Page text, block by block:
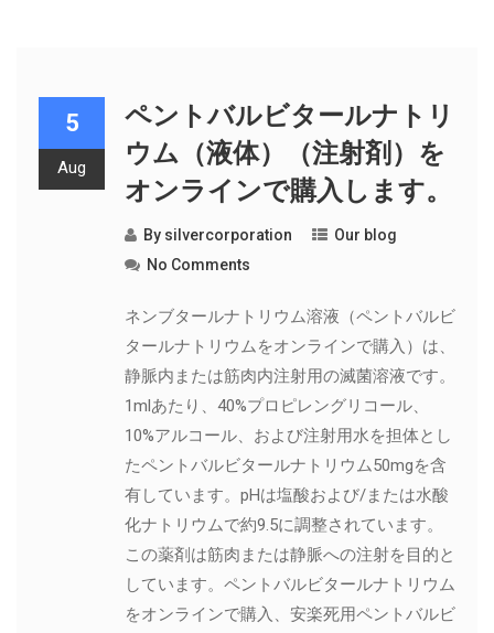
5
Aug
ペントバルビタールナトリ
ウム（液体）（注射剤）を
オンラインで購入します。
By silvercorporation
Our blog
No Comments
ネンブタールナトリウム溶液（ペントバルビ
タールナトリウムをオンラインで購入）は、
静脈内または筋肉内注射用の滅菌溶液です。
1mlあたり、40%プロピレングリコール、
10%アルコール、および注射用水を担体とし
たペントバルビタールナトリウム50mgを含
有しています。pHは塩酸および/または水酸
化ナトリウムで約9.5に調整されています。
この薬剤は筋肉または静脈への注射を目的と
しています。ペントバルビタールナトリウム
をオンラインで購入、安楽死用ペントバルビ